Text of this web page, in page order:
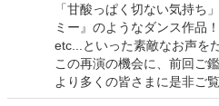
「甘酸っぱく切ない気持ち
ミー』のようなダンス作品！
etc...といった素敵なお声を
この再演の機会に、前回ご
より多くの皆さまに是非ご